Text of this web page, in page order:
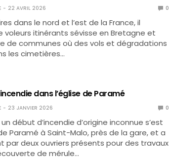
22 AVRIL 2026 0
dans le nord et l’est de la France, il
voleurs itinérants sévisse en Bretagne et
de communes où des vols et dégradations
les cimetières…
dans l’église de Paramé
23 JANVIER 2026 0
début d’incendie d’origine inconnue s’est
Paramé à Saint-Malo, près de la gare, et a
deux ouvriers présents pour des travaux
de mérule…